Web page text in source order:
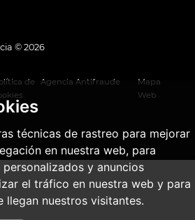
técnicas de rastreo para mejorar
en nuestra web, para
y anuncios
el tráfico en nuestra web y para
llegan nuestros visitantes.
© 2026
de
Agencia Antifraude
Mapa
Web